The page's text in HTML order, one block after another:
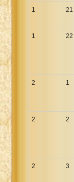
1 21
1 22
2 1
2 2
2 3